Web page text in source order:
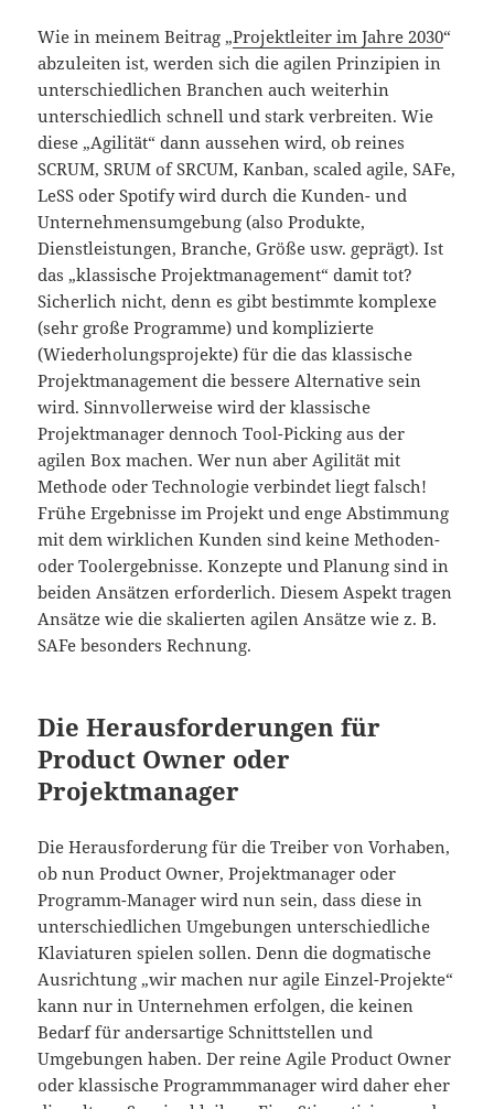
Wie in meinem Beitrag „Projektleiter im Jahre 2030“
abzuleiten ist, werden sich die agilen Prinzipien in
unterschiedlichen Branchen auch weiterhin
unterschiedlich schnell und stark verbreiten. Wie
diese „Agilität“ dann aussehen wird, ob reines
SCRUM, SRUM of SRCUM, Kanban, scaled agile, SAFe,
LeSS oder Spotify wird durch die Kunden- und
Unternehmensumgebung (also Produkte,
Dienstleistungen, Branche, Größe usw. geprägt). Ist
das „klassische Projektmanagement“ damit tot?
Sicherlich nicht, denn es gibt bestimmte komplexe
(sehr große Programme) und komplizierte
(Wiederholungsprojekte) für die das klassische
Projektmanagement die bessere Alternative sein
wird. Sinnvollerweise wird der klassische
Projektmanager dennoch Tool-Picking aus der
agilen Box machen. Wer nun aber Agilität mit
Methode oder Technologie verbindet liegt falsch!
Frühe Ergebnisse im Projekt und enge Abstimmung
mit dem wirklichen Kunden sind keine Methoden-
oder Toolergebnisse. Konzepte und Planung sind in
beiden Ansätzen erforderlich. Diesem Aspekt tragen
Ansätze wie die skalierten agilen Ansätze wie z. B.
SAFe besonders Rechnung.
Die Herausforderungen für
Product Owner oder
Projektmanager
Die Herausforderung für die Treiber von Vorhaben,
ob nun Product Owner, Projektmanager oder
Programm-Manager wird nun sein, dass diese in
unterschiedlichen Umgebungen unterschiedliche
Klaviaturen spielen sollen. Denn die dogmatische
Ausrichtung „wir machen nur agile Einzel-Projekte“
kann nur in Unternehmen erfolgen, die keinen
Bedarf für andersartige Schnittstellen und
Umgebungen haben. Der reine Agile Product Owner
oder klassische Programmmanager wird daher eher